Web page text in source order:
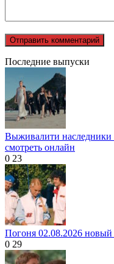
Последние выпуски
Выживалити наследники
смотреть онлайн
0 23
Погоня 02.08.2026 новый
0 29